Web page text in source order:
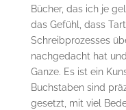
Bücher, das ich je
das Gefühl, dass
Schreibprozesses
nachgedacht hat
Ganze. Es ist ein
Buchstaben sind
gesetzt, mit viel